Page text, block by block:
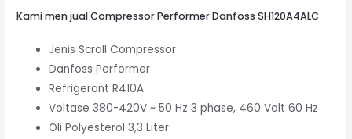
Kami men jual Compressor Performer Danfoss SH120A4ALC
Jenis Scroll Compressor
Danfoss Performer
Refrigerant R410A
Voltase 380-420V ~ 50 Hz 3 phase, 460 Volt 60 Hz
Oli Polyesterol 3,3 Liter